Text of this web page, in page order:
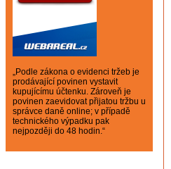
„Podle zákona o evidenci tržeb je
prodávající povinen vystavit
kupujícímu účtenku. Zároveň je
povinen zaevidovat přijatou tržbu u
správce daně online; v případě
technického výpadku pak
nejpozději do 48 hodin.“